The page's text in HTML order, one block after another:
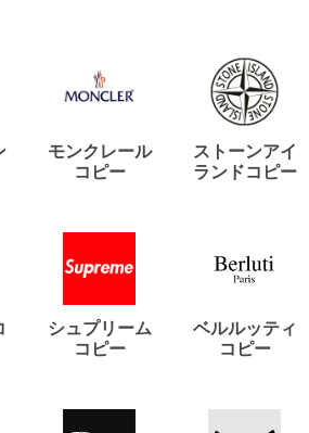
モンクレール
コピー
ストーンアイ
ランドコピー
シュプリーム
コピー
ベルルッティ
コピー